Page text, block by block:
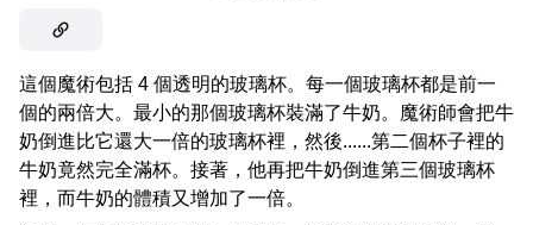
這個魔術包括 4 個透明的玻璃杯。每一個玻璃杯都是前一
個的兩倍大。最小的那個玻璃杯裝滿了牛奶。魔術師會把牛
奶倒進比它還大一倍的玻璃杯裡，然後......第二個杯子裡的
牛奶竟然完全滿杯。接著，他再把牛奶倒進第三個玻璃杯
裡，而牛奶的體積又增加了一倍。